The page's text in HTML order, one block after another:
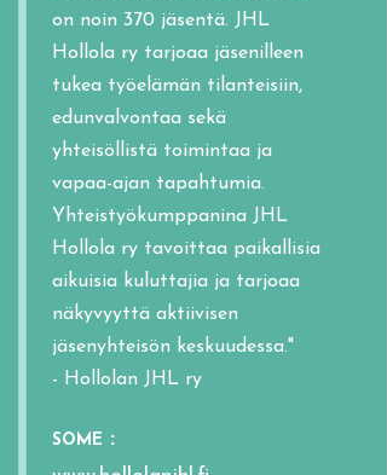
on noin 370 jäsentä. JHL
Hollola ry tarjoaa jäsenilleen
tukea työelämän tilanteisiin,
edunvalvontaa sekä
yhteisöllistä toimintaa ja
vapaa-ajan tapahtumia.
Yhteistyökumppanina JHL
Hollola ry tavoittaa paikallisia
aikuisia kuluttajia ja tarjoaa
näkyvyyttä aktiivisen
jäsenyhteisön keskuudessa."
- Hollolan JHL ry
SOME :